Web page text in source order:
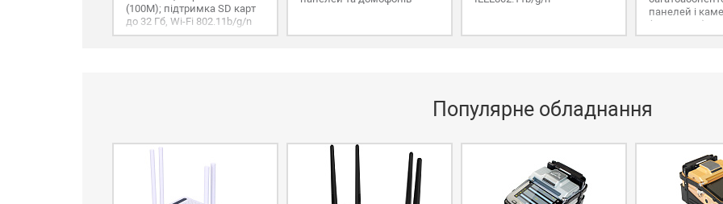
(100М); підтримка SD карт
до 32 Гб, Wi-Fi 802.11b/g/n
панелей і
(10M/100M)
Популярне обладнання